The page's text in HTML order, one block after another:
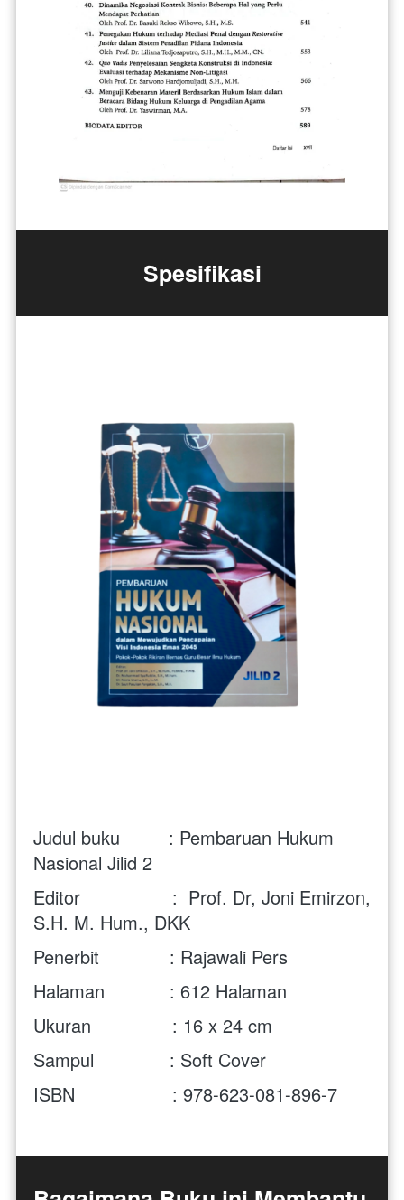
Spesifikasi
Judul buku         : Pembaruan Hukum
Nasional Jilid 2
Editor                 :  Prof. Dr, Joni Emirzon,
S.H. M. Hum., DKK
Penerbit             : Rajawali Pers
Halaman            : 612 Halaman
Ukuran               : 16 x 24 cm
Sampul              : Soft Cover
ISBN                  : 978-623-081-896-7